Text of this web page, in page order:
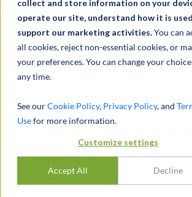
collect and store information on your
operate our site, understand how it is
support our marketing activities.You can
all cookies, reject non-essential cookies, or
your preferences. You can change your
any time.
See ourCookie Policy, Privacy Policy, and
Usefor more information.
Customize settings
Accept All Decline
Centenario della 24
Le Mans e
Stout e With SCG
MATHIS WILKE